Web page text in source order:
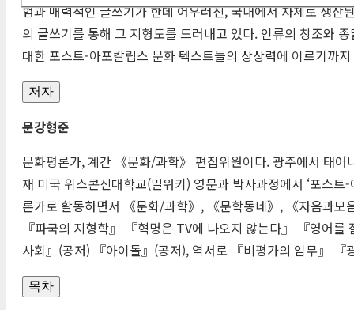
험과 매력적인 글쓰기가 한데 어우러진, 국내에서 자체로 생
의 글쓰기를 통해 그 지형도를 드러내고 있다. 인류의 창조와
대한 포스트-아포칼립스 문화 텍스트들의 상상력에 이르기까
저자
문강형준
문화평론가, 계간 《문화/과학》 편집위원이다. 광주에서 태
재 미국 위스콘신대학교(밀워키) 영문과 박사과정에서 ‘포스
론가로 활동하면서 《문화/과학》, 《문학동네》, 《자음과모
『파국의 지형학』 『혁명은 TV에 나오지 않는다』 『영어를
사회』(공저) 『아이돌』(공저), 역서로 『비평가의 임무』
목차